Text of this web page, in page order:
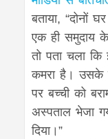
बताया, “दोनों
एक ही समुदाय
तो पता चला
कमरा है। उसके
पर बच्ची को
अस्पताल भेजा
दिया।”